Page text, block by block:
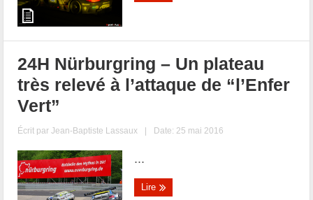
24H Nürburgring – Un plateau
très relevé à l’attaque de “l’Enfer
Vert”
Écrit parJean-Baptiste Lassaux | Date: 25 mai 2016
...
Lire